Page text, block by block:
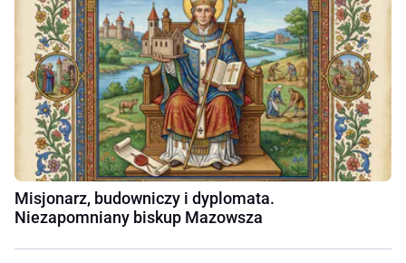
Misjonarz, budowniczy i dyplomata.
Niezapomniany biskup Mazowsza